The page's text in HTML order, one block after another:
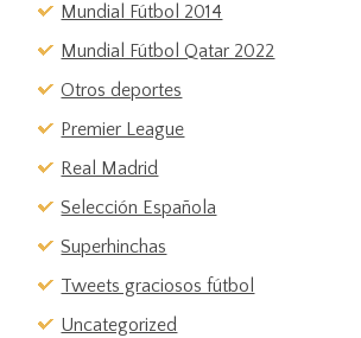
Mundial Fútbol 2014
Mundial Fútbol Qatar 2022
Otros deportes
Premier League
Real Madrid
Selección Española
Superhinchas
Tweets graciosos fútbol
Uncategorized